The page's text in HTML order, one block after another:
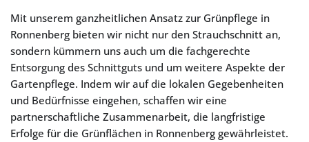
Mit unserem ganzheitlichen Ansatz zur Grünpflege in
Ronnenberg bieten wir nicht nur den Strauchschnitt an,
sondern kümmern uns auch um die fachgerechte
Entsorgung des Schnittguts und um weitere Aspekte der
Gartenpflege. Indem wir auf die lokalen Gegebenheiten
und Bedürfnisse eingehen, schaffen wir eine
partnerschaftliche Zusammenarbeit, die langfristige
Erfolge für die Grünflächen in Ronnenberg gewährleistet.